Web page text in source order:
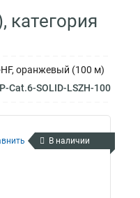
категория
HF, оранжевый (100 м)
Cat.6-SOLID-LSZH-100
В наличии